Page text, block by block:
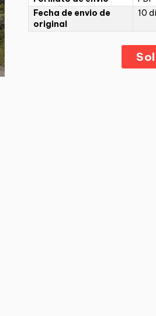
Fecha de envio de
original
10